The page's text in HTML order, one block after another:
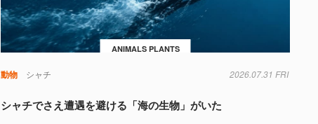
ANIMALS PLANTS
動物 シャチ 2026.07.31 FRI
シャチでさえ遭遇を避ける「海の生物」がいた